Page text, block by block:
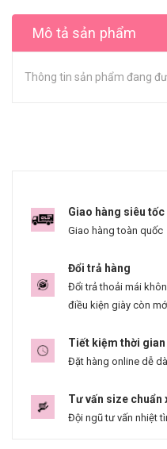
Mô tả sản phẩm
Thông tin sản phẩm đang
Giao hàng siêu tốc
Giao hàng toàn quốc
Đổi trả hàng
Đổi trả thoải mái
điều kiện giày còn
Tiết kiệm thời gian
Đặt hàng online dễ
Tư vấn size chuẩn
Đội ngũ tư vấn nhiệt